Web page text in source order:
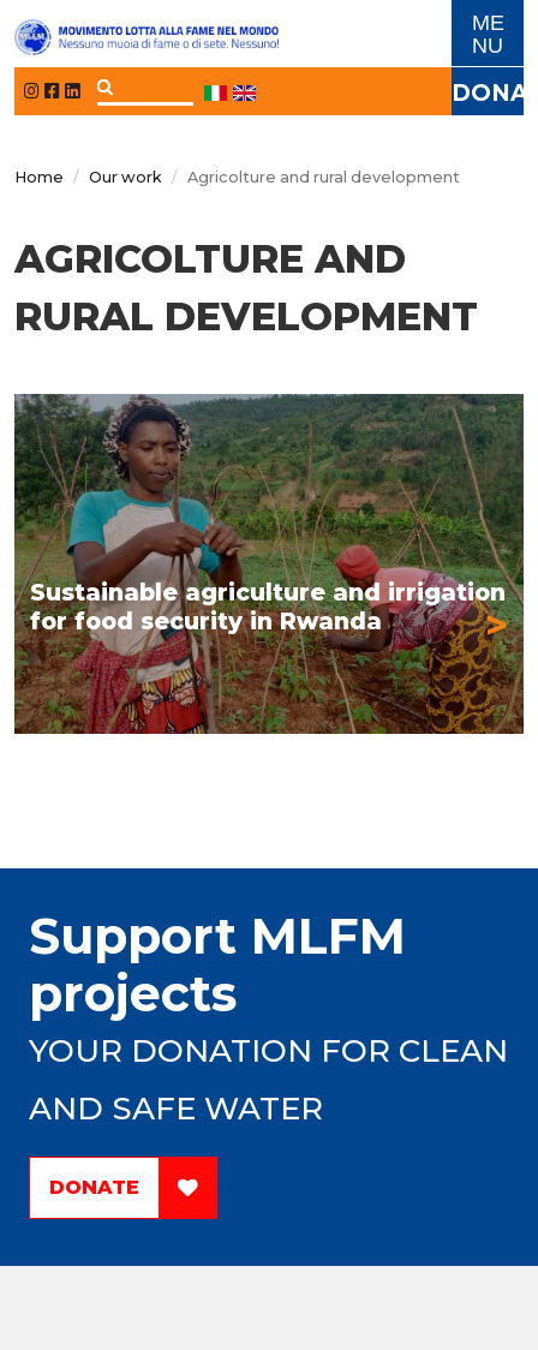
ME
NU
Skip to main content
Home Our work Agricolture and rural development
AGRICOLTURE AND
RURAL DEVELOPMENT
Sustainable agriculture and irrigation
for food security in Rwanda
>
Support MLFM
projects
YOUR DONATION FOR CLEAN
AND SAFE WATER
DONATE